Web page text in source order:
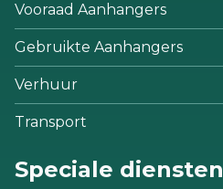
Vooraad Aanhangers
Gebruikte Aanhangers
Verhuur
Transport
Speciale diensten